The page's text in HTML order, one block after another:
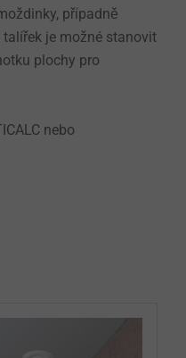
případně
je možné stanovit
plochy pro
nebo